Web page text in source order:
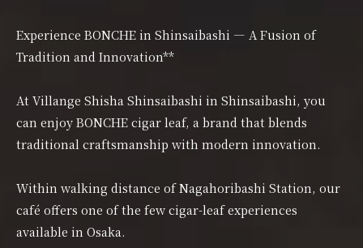
Experience BONCHE in Shinsaibashi — A Fusion of
Tradition and Innovation**
At Villange Shisha Shinsaibashi in Shinsaibashi, you
can enjoy BONCHE cigar leaf, a brand that blends
traditional craftsmanship with modern innovation.
Within walking distance of Nagahoribashi Station, our
café offers one of the few cigar-leaf experiences
available in Osaka.